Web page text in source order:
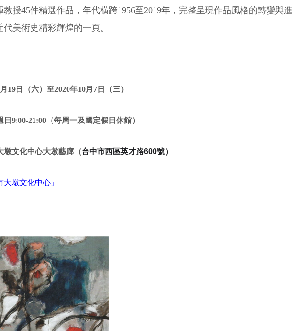
授45件精選作品，年代橫跨1956至2019年，完整呈現作品風格的轉變與進
美術史精彩輝煌的一頁。
19日（六）至2020年10月7日（三）
9:00-21:00（每周一及國定假日休館）
墩文化中心大墩藝廊（台中市西區英才路600號）
大墩文化中心」